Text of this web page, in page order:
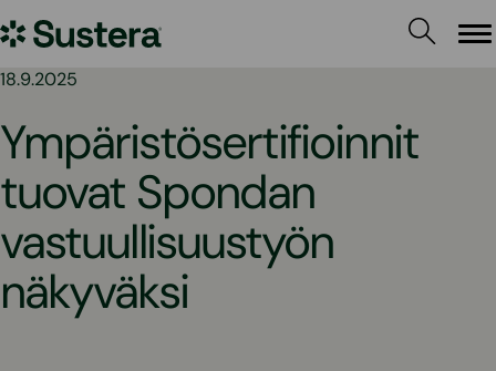
sisältöön
Sustera
18.9.2025
Ympäristösertifioinnit
tuovat Spondan
vastuullisuustyön
näkyväksi